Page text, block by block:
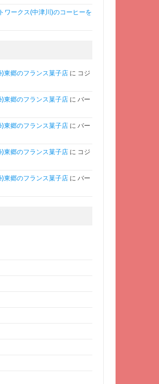
ワークス(中津川)のコーヒーを
東郷のフランス菓子店に コジ
東郷のフランス菓子店に バー
東郷のフランス菓子店に バー
東郷のフランス菓子店に コジ
東郷のフランス菓子店に バー